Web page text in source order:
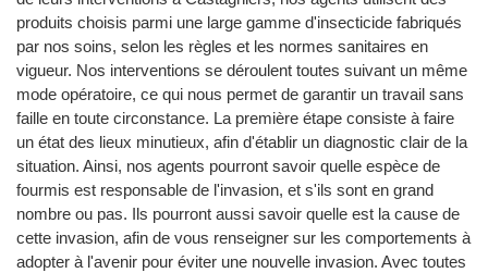
produits choisis parmi une large gamme d'insecticide fabriqués
par nos soins, selon les règles et les normes sanitaires en
vigueur. Nos interventions se déroulent toutes suivant un même
mode opératoire, ce qui nous permet de garantir un travail sans
faille en toute circonstance. La première étape consiste à faire
un état des lieux minutieux, afin d'établir un diagnostic clair de la
situation. Ainsi, nos agents pourront savoir quelle espèce de
fourmis est responsable de l'invasion, et s'ils sont en grand
nombre ou pas. Ils pourront aussi savoir quelle est la cause de
cette invasion, afin de vous renseigner sur les comportements à
adopter à l'avenir pour éviter une nouvelle invasion. Avec toutes